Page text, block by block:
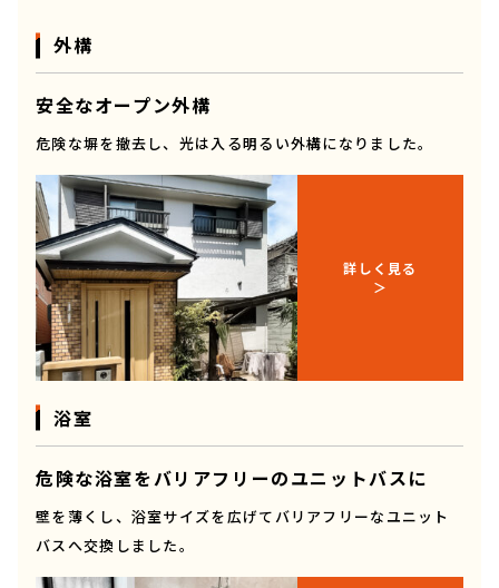
外構
安全なオープン外構
危険な塀を撤去し、光は入る明るい外構になりました。
詳しく見る
浴室
危険な浴室をバリアフリーのユニットバスに
壁を薄くし、浴室サイズを広げてバリアフリーなユニット
バスへ交換しました。